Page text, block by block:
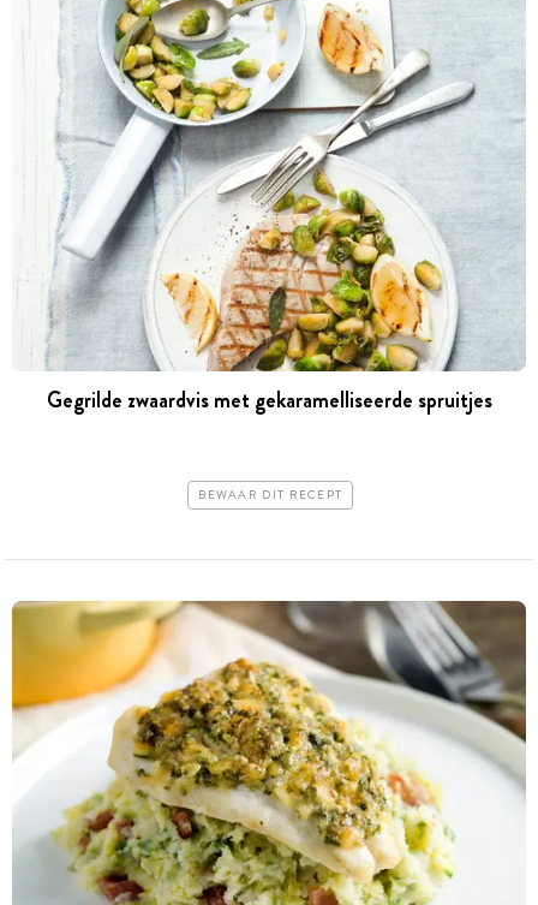
Gegrilde zwaardvis met gekaramelliseerde spruitjes
BEWAAR DIT RECEPT